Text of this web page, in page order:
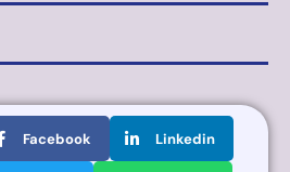
Facebook Linkedin